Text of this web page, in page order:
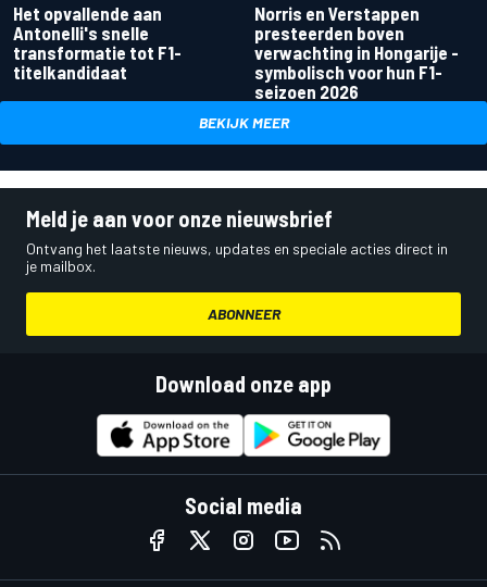
Het opvallende aan
Antonelli's snelle
transformatie tot F1-
titelkandidaat
Norris en Verstappen
presteerden boven
verwachting in Hongarije -
symbolisch voor hun F1-
seizoen 2026
BEKIJK MEER
Meld je aan voor onze nieuwsbrief
Ontvang het laatste nieuws, updates en speciale acties direct in
je mailbox.
ABONNEER
Download onze app
Social media